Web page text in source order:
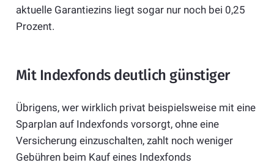
aktuelle Garantiezins liegt sogar nur noch bei 0,25
Prozent.
Mit Indexfonds deutlich günstiger
Übrigens, wer wirklich privat beispielsweise mit eine
Sparplan auf Indexfonds vorsorgt, ohne eine
Versicherung einzuschalten, zahlt noch weniger
Gebühren beim Kauf eines Indexfonds